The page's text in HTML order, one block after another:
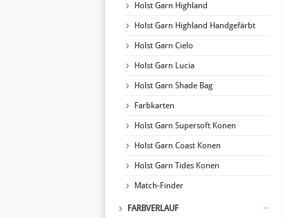
Holst Garn Highland
Holst Garn Highland Handgefärbt
Holst Garn Cielo
Holst Garn Lucia
Holst Garn Shade Bag
Farbkarten
Holst Garn Supersoft Konen
Holst Garn Coast Konen
Holst Garn Tides Konen
Match-Finder
FARBVERLAUF